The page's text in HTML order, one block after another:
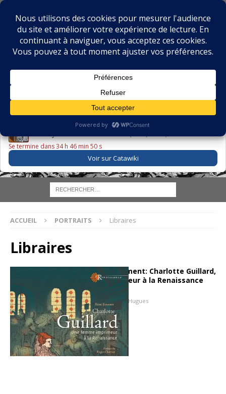
BIBLIOPHILIE.COM
LE BLOG DU BIBLIOPHILE, DES BIBLIOPHILES, DE LA
LE LIVRE DU JOUR
Se termine dans 34 h 46 min 50 s
Voir sur Catawiki
ACCUEIL PORTRAITS Libraires
Libraires
A découvrir absolument: Charlotte Guillard,
une femme imprimeur à la Renaissance
par Rémi Jimenes
18 décembre 2017 Hugues